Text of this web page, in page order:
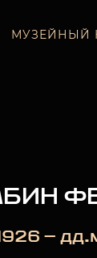
МУЗЕЙНЫЙ
—